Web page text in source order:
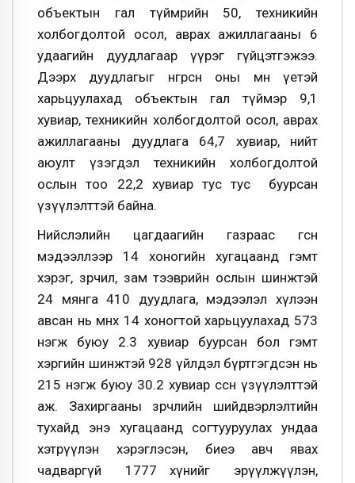
объектын гал түймрийн 50, техникийн
холбогдолтой осол, аврах ажиллагааны 6
удаагийн дуудлагаар үүрэг гүйцэтгэжээ.
Дээрх дуудлагыг өнгөрсөн оны мөн үетэй
харьцуулахад объектын гал түймэр 9,1
хувиар, техникийн холбогдолтой осол, аврах
ажиллагааны дуудлага 64,7 хувиар, нийт
аюулт үзэгдэл техникийн холбогдолтой
ослын тоо 22,2 хувиар тус тус буурсан
үзүүлэлттэй байна.
Нийслэлийн цагдаагийн газраас өгсөн
мэдээллээр 14 хоногийн хугацаанд гэмт
хэрэг, зөрчил, зам тээврийн ослын шинжтэй
24 мянга 410 дуудлага, мэдээлэл хүлээн
авсан нь өмнөх 14 хоногтой харьцуулахад 573
нэгж буюу 2.3 хувиар буурсан бол гэмт
хэргийн шинжтэй 928 үйлдэл бүртгэгдсэн нь
215 нэгж буюу 30.2 хувиар өссөн үзүүлэлттэй
аж. Захиргааны зөрчлийн шийдвэрлэлтийн
тухайд энэ хугацаанд согтууруулах ундаа
хэтрүүлэн хэрэглэсэн, биеэ авч явах
чадваргүй 1777 хүнийг эрүүлжүүлэн,